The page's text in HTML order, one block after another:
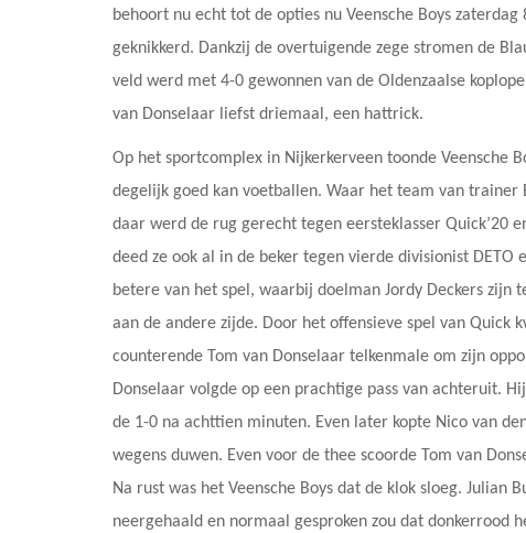
behoort nu echt tot de opties nu Veensche Boys
geknikkerd. Dankzij de overtuigende zege stromen de
veld werd met 4-0 gewonnen van de Oldenzaalse
van Donselaar liefst driemaal, een hattrick.
Op het sportcomplex in Nijkerkerveen toonde Veensche
degelijk goed kan voetballen. Waar het team van
daar werd de rug gerecht tegen eersteklasser Quick’20
deed ze ook al in de beker tegen vierde divisionist
betere van het spel, waarbij doelman Jordy Deckers
aan de andere zijde. Door het offensieve spel van
counterende Tom van Donselaar telkenmale om zijn
Donselaar volgde op een prachtige pass van achteruit.
de 1-0 na achttien minuten. Even later kopte Nico van
wegens duwen. Even voor de thee scoorde Tom van
Na rust was het Veensche Boys dat de klok sloeg. Julian
neergehaald en normaal gesproken zou dat donkerrood